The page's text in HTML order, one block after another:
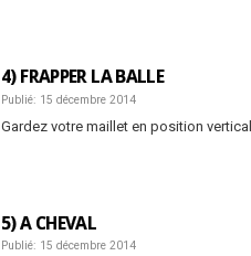
4) FRAPPER LA BALLE
Publié: 15 décembre 2014
Gardez votre maillet en position
5) A CHEVAL
Publié: 15 décembre 2014